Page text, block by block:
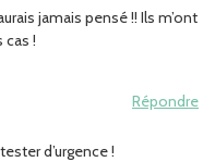
jamais pensé !! Ils m’ont
cas !
Répondre
d’urgence !